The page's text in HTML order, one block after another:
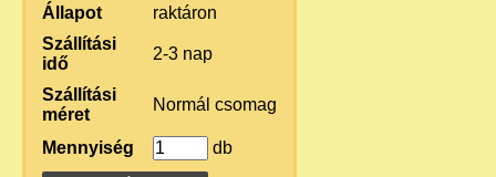
Állapot
raktáron
Szállítási
idő
2-3 nap
Szállítási
méret
Normál csomag
Mennyiség db